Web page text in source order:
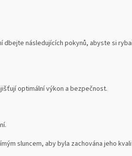
následujících pokynů, abyste si
optimální výkon a bezpečnost.
sluncem, aby byla zachována jeho